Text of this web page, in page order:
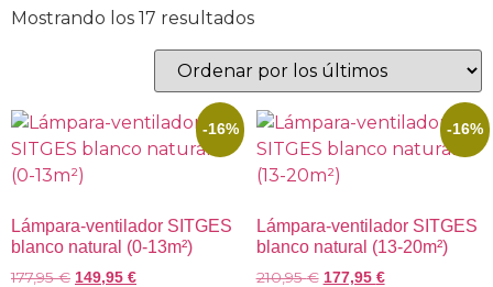
Mostrando los 17 resultados
-16%
Lámpara-ventilador SITGES
blanco natural (0-13m²)
177,95€ 149,95 €
-16%
Lámpara-ventilador SITGES
blanco natural (13-20m²)
210,95€ 177,95 €